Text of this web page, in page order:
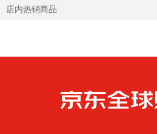
店内热销商品